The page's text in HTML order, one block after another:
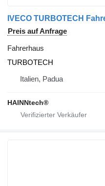
IVECO TURBOTECH
Preis auf Anfrage
Fahrerhaus
TURBOTECH
Italien, Padua
HAINNtech®